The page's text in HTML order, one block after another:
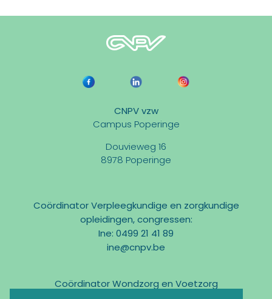
CNPV vzw
Campus Poperinge
Douvieweg 16
8978 Poperinge
Coördinator Verpleegkundige en zorgkundige
opleidingen, congressen:
Ine: 0499 21 41 89
ine@cnpv.be
Coördinator Wondzorg en Voetzorg